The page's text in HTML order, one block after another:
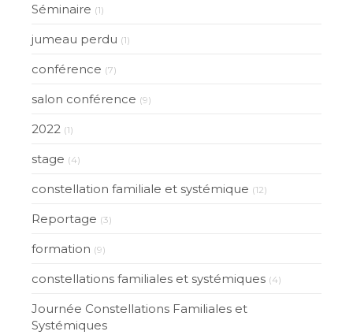
Séminaire (1)
jumeau perdu (1)
conférence (7)
salon conférence (9)
2022 (1)
stage (4)
constellation familiale et systémique (12)
Reportage (3)
formation (9)
constellations familiales et systémiques (4)
Journée Constellations Familiales et
Systémiques